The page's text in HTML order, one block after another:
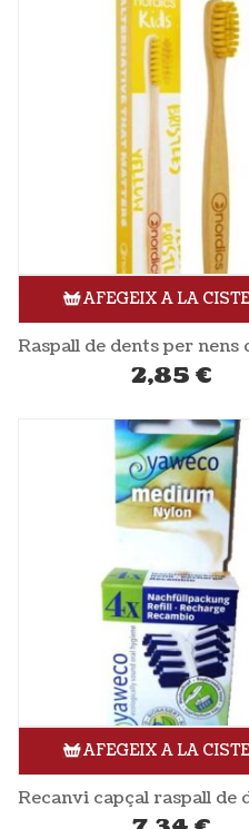
AFEGEIX A LA
2,85 €
AFEGEIX A LA